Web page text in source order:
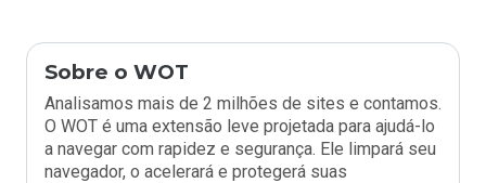
Sobre o WOT
Analisamos mais de 2 milhões de sites e contamos.
O WOT é uma extensão leve projetada para ajudá-lo
a navegar com rapidez e segurança. Ele limpará seu
navegador, o acelerará e protegerá suas